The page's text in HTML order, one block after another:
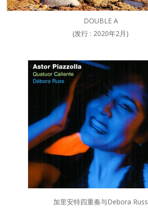
DOUBLE A
(发行 : 2020年2月)
加里安特四重奏与Debora Russ